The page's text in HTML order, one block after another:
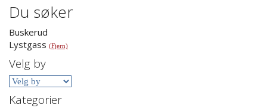
Du søker
Buskerud
Lystgass (Fjern)
Velg by
Kategorier